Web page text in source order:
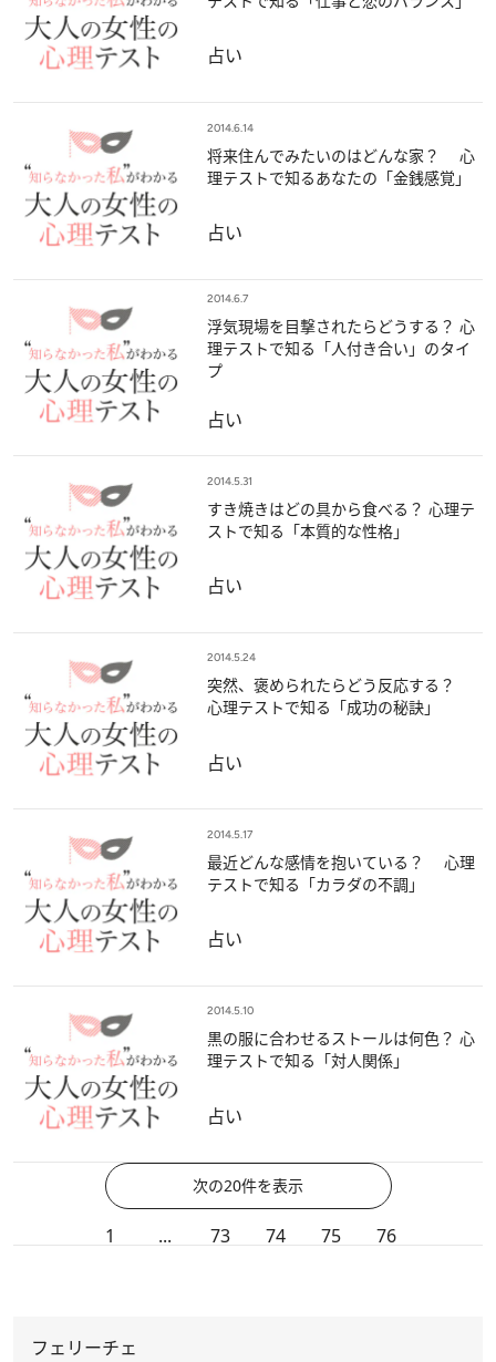
占い
2014.6.14
将来住んでみたいのはどんな家？ 心
理テストで知るあなたの「金銭感覚」
占い
2014.6.7
浮気現場を目撃されたらどうする？ 心
理テストで知る「人付き合い」のタイ
プ
占い
2014.5.31
すき焼きはどの具から食べる？ 心理テ
ストで知る「本質的な性格」
占い
2014.5.24
突然、褒められたらどう反応する？
心理テストで知る「成功の秘訣」
占い
2014.5.17
最近どんな感情を抱いている？ 心理
テストで知る「カラダの不調」
占い
2014.5.10
黒の服に合わせるストールは何色？ 心
理テストで知る「対人関係」
占い
次の20件を表示
1 ... 73 74 75 76
フェリーチェ